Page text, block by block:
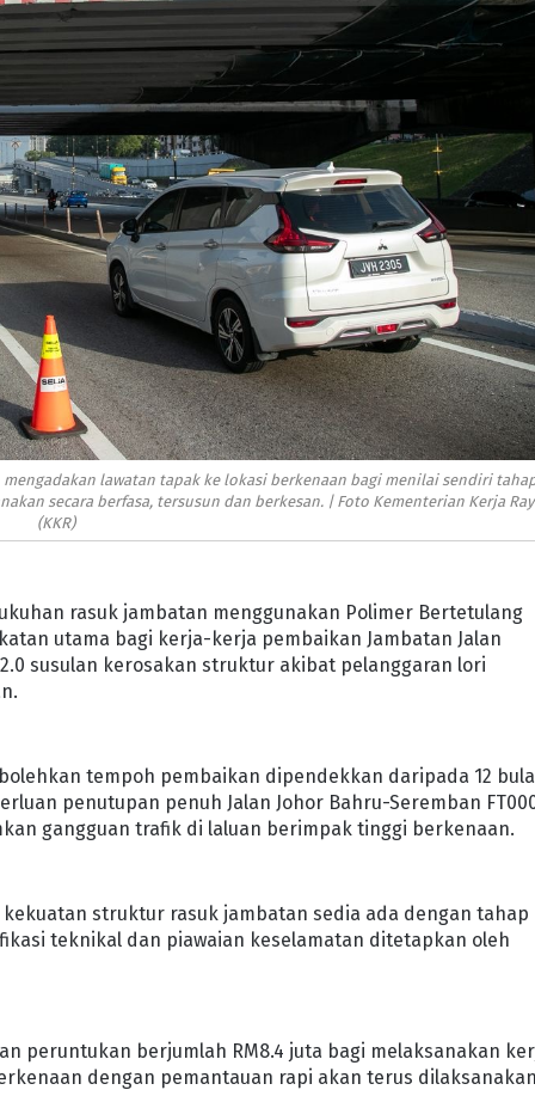
mengadakan lawatan tapak ke lokasi berkenaan bagi menilai sendiri
secara berfasa, tersusun dan berkesan. | Foto Kementerian Kerja
(KKR)
rasuk jambatan menggunakan Polimer Bertetulang
utama bagi kerja-kerja pembaikan Jambatan Jalan
susulan kerosakan struktur akibat pelanggaran lori
tempoh pembaikan dipendekkan daripada 12
penutupan penuh Jalan Johor Bahru-Seremban
gangguan trafik di laluan berimpak tinggi berkenaan.
struktur rasuk jambatan sedia ada dengan tahap
teknikal dan piawaian keselamatan ditetapkan oleh
peruntukan berjumlah RM8.4 juta bagi melaksanakan
dengan pemantauan rapi akan terus